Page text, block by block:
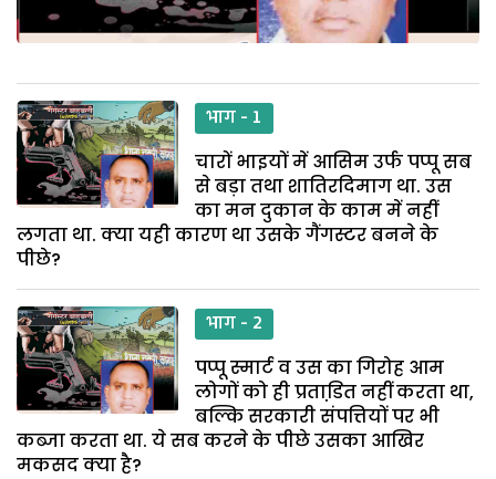
भाग - 1
चारों भाइयों में आसिम उर्फ पप्पू सब
से बड़ा तथा शातिरदिमाग था. उस
का मन दुकान के काम में नहीं
लगता था. क्या यही कारण था उसके गैंगस्टर बनने के
पीछे?
भाग - 2
पप्पू स्मार्ट व उस का गिरोह आम
लोगों को ही प्रताडि़त नहीं करता था,
बल्कि सरकारी संपत्तियों पर भी
कब्जा करता था. ये सब करने के पीछे उसका आखिर
मकसद क्या है?